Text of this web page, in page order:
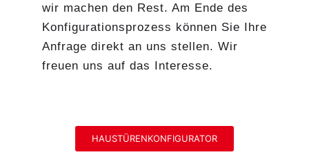
wir machen den Rest. Am Ende des
Konfigurationsprozess können Sie Ihre
Anfrage direkt an uns stellen. Wir
freuen uns auf das Interesse.
HAUSTÜRENKONFIGURATOR